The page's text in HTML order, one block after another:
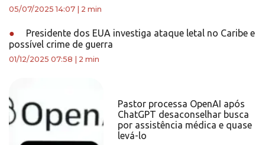
05/07/2025 14:07 2 min
●
Presidente dos EUA investiga ataque letal no Caribe e
possível crime de guerra
01/12/2025 07:58 2 min
Pastor processa OpenAI após
ChatGPT desaconselhar busca
por assistência médica e quase
levá-lo